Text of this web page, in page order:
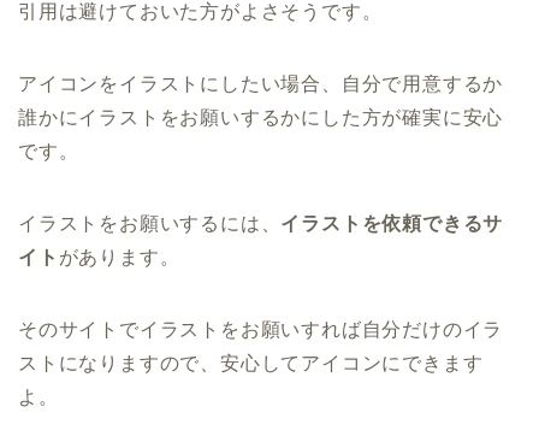
引用は避けておいた方がよさそうです。
アイコンをイラストにしたい場合、自分で用意するか
誰かにイラストをお願いするかにした方が確実に安心
です。
イラストをお願いするには、 イラストを依頼できるサ
イト があります。
そのサイトでイラストをお願いすれば自分だけのイラ
ストになりますので、安心してアイコンにできます
よ。